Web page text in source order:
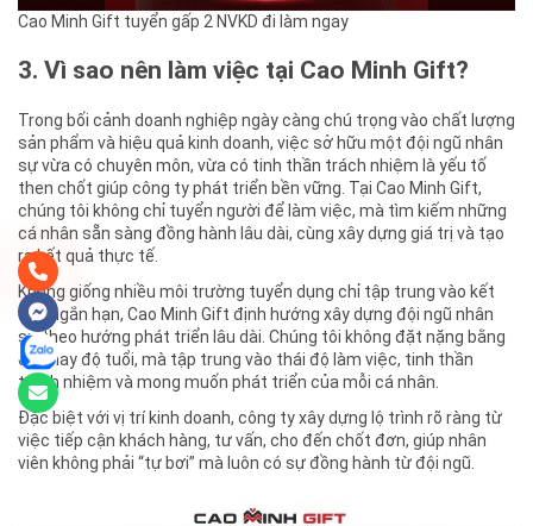
Cao Minh Gift tuyển gấp 2 NVKD đi làm ngay
3. Vì sao nên làm việc tại Cao Minh Gift?
Trong bối cảnh doanh nghiệp ngày càng chú trọng vào chất lượng
sản phẩm và hiệu quả kinh doanh, việc sở hữu một đội ngũ nhân
sự vừa có chuyên môn, vừa có tinh thần trách nhiệm là yếu tố
then chốt giúp công ty phát triển bền vững. Tại Cao Minh Gift,
chúng tôi không chỉ tuyển người để làm việc, mà tìm kiếm những
cá nhân sẵn sàng đồng hành lâu dài, cùng xây dựng giá trị và tạo
ra kết quả thực tế.
Không giống nhiều môi trường tuyển dụng chỉ tập trung vào kết
quả ngắn hạn, Cao Minh Gift định hướng xây dựng đội ngũ nhân
sự theo hướng phát triển lâu dài. Chúng tôi không đặt nặng bằng
cấp hay độ tuổi, mà tập trung vào thái độ làm việc, tinh thần
trách nhiệm và mong muốn phát triển của mỗi cá nhân.
Đặc biệt với vị trí kinh doanh, công ty xây dựng lộ trình rõ ràng từ
việc tiếp cận khách hàng, tư vấn, cho đến chốt đơn, giúp nhân
viên không phải “tự bơi” mà luôn có sự đồng hành từ đội ngũ.